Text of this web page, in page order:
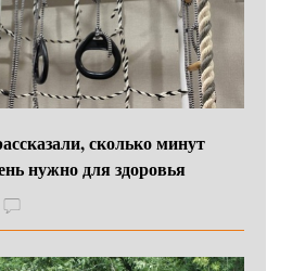
сколько минут
нужно для здоровья